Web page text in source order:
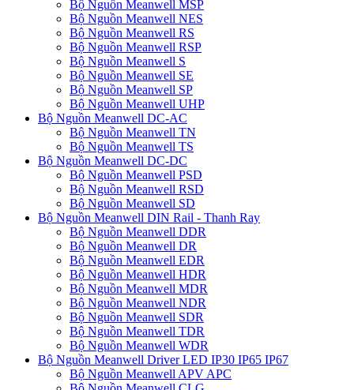
Bộ Nguồn Meanwell MSP
Bộ Nguồn Meanwell NES
Bộ Nguồn Meanwell RS
Bộ Nguồn Meanwell RSP
Bộ Nguồn Meanwell S
Bộ Nguồn Meanwell SE
Bộ Nguồn Meanwell SP
Bộ Nguồn Meanwell UHP
Bộ Nguồn Meanwell DC-AC
Bộ Nguồn Meanwell TN
Bộ Nguồn Meanwell TS
Bộ Nguồn Meanwell DC-DC
Bộ Nguồn Meanwell PSD
Bộ Nguồn Meanwell RSD
Bộ Nguồn Meanwell SD
Bộ Nguồn Meanwell DIN Rail - Thanh Ray
Bộ Nguồn Meanwell DDR
Bộ Nguồn Meanwell DR
Bộ Nguồn Meanwell EDR
Bộ Nguồn Meanwell HDR
Bộ Nguồn Meanwell MDR
Bộ Nguồn Meanwell NDR
Bộ Nguồn Meanwell SDR
Bộ Nguồn Meanwell TDR
Bộ Nguồn Meanwell WDR
Bộ Nguồn Meanwell Driver LED IP30 IP65 IP67
Bộ Nguồn Meanwell APV APC